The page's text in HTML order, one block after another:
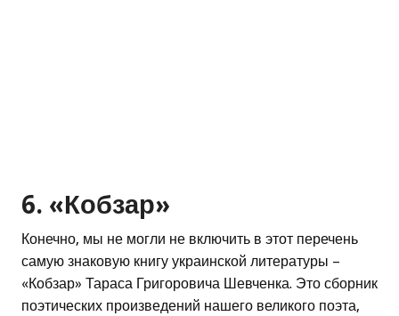
6. «Кобзар»
Конечно, мы не могли не включить в этот перечень
самую знаковую книгу украинской литературы –
«Кобзар» Тараса Григоровича Шевченка. Это сборник
поэтических произведений нашего великого поэта,